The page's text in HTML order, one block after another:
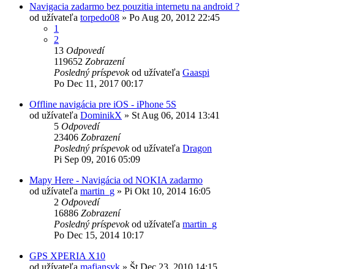
Navigacia zadarmo bez pouzitia internetu na android ?
od užívateľa torpedo08 » Po Aug 20, 2012 22:45
1
2
13 Odpovedí
119652 Zobrazení
Posledný príspevokod užívateľa Gaaspi
Po Dec 11, 2017 00:17
Offline navigácia pre iOS - iPhone 5S
od užívateľa DominikX » St Aug 06, 2014 13:41
5 Odpovedí
23406 Zobrazení
Posledný príspevokod užívateľa Dragon
Pi Sep 09, 2016 05:09
Mapy Here - Navigácia od NOKIA zadarmo
od užívateľa martin_g » Pi Okt 10, 2014 16:05
2 Odpovedí
16886 Zobrazení
Posledný príspevokod užívateľa martin_g
Po Dec 15, 2014 10:17
GPS XPERIA X10
od užívateľa mafiansvk » Št Dec 23, 2010 14:15